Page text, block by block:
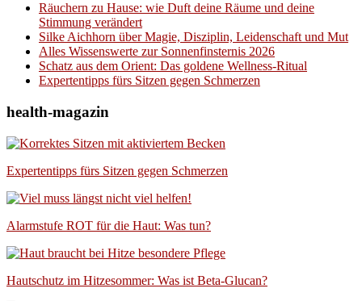
Räuchern zu Hause: wie Duft deine Räume und deine
Stimmung verändert
Silke Aichhorn über Magie, Disziplin, Leidenschaft und Mut
Alles Wissenswerte zur Sonnenfinsternis 2026
Schatz aus dem Orient: Das goldene Wellness-Ritual
Expertentipps fürs Sitzen gegen Schmerzen
health-magazin
Expertentipps fürs Sitzen gegen Schmerzen
Alarmstufe ROT für die Haut: Was tun?
Hautschutz im Hitzesommer: Was ist Beta-Glucan?